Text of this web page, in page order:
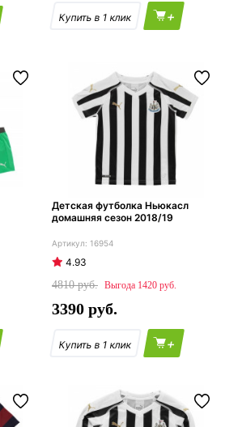
+
Детская футболка Ньюкасл
домашняя сезон 2018/19
16954
4.93
4810
1420
3390
+